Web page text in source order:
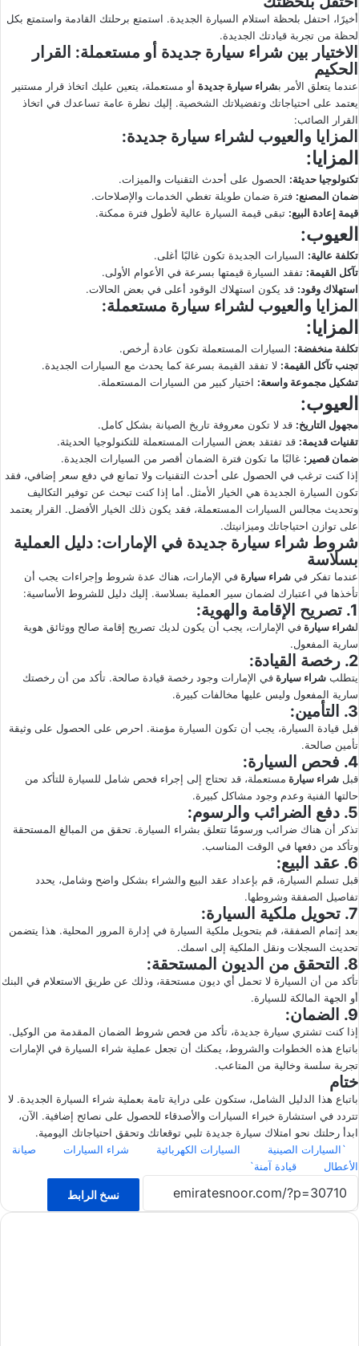
أخيرًا، احتفل بلحظة استلام السيارة الجديدة. استمتع برحلتك القادمة واستمتع بكل
لحظة من تجربة قيادتك الجديدة.
الاختيار بين شراء سيارة جديدة أو مستعملة: القرار
الحكيم
عندما يتعلق الأمر بشراء سيارة جديدة أو مستعملة، يتعين عليك اتخاذ قرار مستنير
يعتمد على احتياجاتك وتفضيلاتك الشخصية. إليك نظرة عامة تساعدك في اتخاذ
القرار الصائب:
المزايا والعيوب لشراء سيارة جديدة:
المزايا:
تكنولوجيا حديثة: الحصول على أحدث التقنيات والميزات.
ضمان المصنع: فترة ضمان طويلة تغطي الخدمات والإصلاحات.
قيمة إعادة البيع: تبقى قيمة السيارة عالية لأطول فترة ممكنة.
العيوب:
تكلفة عالية: السيارات الجديدة تكون غالبًا أغلى.
تآكل القيمة: تفقد السيارة قيمتها بسرعة في الأعوام الأولى.
استهلاك وقود: قد يكون استهلاك الوقود أعلى في بعض الحالات.
المزايا والعيوب لشراء سيارة مستعملة:
المزايا:
تكلفة منخفضة: السيارات المستعملة تكون عادة أرخص.
تجنب تآكل القيمة: لا تفقد القيمة بسرعة كما يحدث مع السيارات الجديدة.
تشكيل مجموعة واسعة: اختيار كبير من السيارات المستعملة.
العيوب:
مجهول التاريخ: قد لا تكون معروفة تاريخ الصيانة بشكل كامل.
تقنيات قديمة: قد تفتقد بعض السيارات المستعملة للتكنولوجيا الحديثة.
ضمان قصير: غالبًا ما تكون فترة الضمان أقصر من السيارات الجديدة.
إذا كنت ترغب في الحصول على أحدث التقنيات ولا تمانع في دفع سعر إضافي، فقد
تكون السيارة الجديدة هي الخيار الأمثل. أما إذا كنت تبحث عن توفير التكاليف
وتحديث مجالس السيارات المستعملة، فقد يكون ذلك الخيار الأفضل. القرار يعتمد
على توازن احتياجاتك وميزانيتك.
شروط شراء سيارة جديدة في الإمارات: دليل العملية
بسلاسة
عندما تفكر في شراء سيارة في الإمارات، هناك عدة شروط وإجراءات يجب أن
تأخذها في اعتبارك لضمان سير العملية بسلاسة. إليك دليل للشروط الأساسية:
1. تصريح الإقامة والهوية:
لشراء سيارة في الإمارات، يجب أن يكون لديك تصريح إقامة صالح ووثائق هوية
سارية المفعول.
2. رخصة القيادة:
يتطلب شراء سيارة في الإمارات وجود رخصة قيادة صالحة. تأكد من أن رخصتك
سارية المفعول وليس عليها مخالفات كبيرة.
3. التأمين:
قبل قيادة السيارة، يجب أن تكون السيارة مؤمنة. احرص على الحصول على وثيقة
تأمين صالحة.
4. فحص السيارة:
قبل شراء سيارة مستعملة، قد تحتاج إلى إجراء فحص شامل للسيارة للتأكد من
حالتها الفنية وعدم وجود مشاكل كبيرة.
5. دفع الضرائب والرسوم:
تذكر أن هناك ضرائب ورسومًا تتعلق بشراء السيارة. تحقق من المبالغ المستحقة
وتأكد من دفعها في الوقت المناسب.
6. عقد البيع:
قبل تسلم السيارة، قم بإعداد عقد البيع والشراء بشكل واضح وشامل، يحدد
تفاصيل الصفقة وشروطها.
7. تحويل ملكية السيارة:
بعد إتمام الصفقة، قم بتحويل ملكية السيارة في إدارة المرور المحلية. هذا يتضمن
تحديث السجلات ونقل الملكية إلى اسمك.
8. التحقق من الديون المستحقة:
تأكد من أن السيارة لا تحمل أي ديون مستحقة، وذلك عن طريق الاستعلام في البنك
أو الجهة المالكة للسيارة.
9. الضمان:
إذا كنت تشتري سيارة جديدة، تأكد من فحص شروط الضمان المقدمة من الوكيل.
باتباع هذه الخطوات والشروط، يمكنك أن تجعل عملية شراء السيارة في الإمارات
تجربة سلسة وخالية من المتاعب.
ختام
باتباع هذا الدليل الشامل، ستكون على دراية تامة بعملية شراء السيارة الجديدة. لا
تتردد في استشارة خبراء السيارات والأصدقاء للحصول على نصائح إضافية. الآن،
ابدأ رحلتك نحو امتلاك سيارة جديدة تلبي توقعاتك وتحقق احتياجاتك اليومية.
`السيارات الصينية
السيارات الكهربائية شراء السيارات
صيانة
الأعطال
قيادة آمنة`
نسخ الرابط